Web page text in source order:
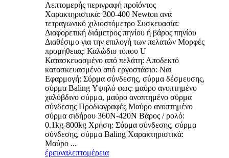
Λεπτομερής περιγραφή προϊόντος
Χαρακτηριστικά: 300-400 Newton ανά
τετραγωνικό χιλιοστόμετρο Συσκευασία:
Διαφορετική διάμετρος πηνίου ή βάρος πηνίου
Διαθέσιμο για την επιλογή των πελατών Μορφές
προμήθειας: Καλώδιο τύπου U
Κατασκευασμένο από πελάτη: Αποδεκτό
κατασκευασμένο από εργοστάσιο: Ναι
Εφαρμογή: Σύρμα σύνδεσης, σύρμα δέσμευσης,
σύρμα Baling Υψηλό φως: μαύρο ανοπτημένο
χαλύβδινο σύρμα, μαύρο ανοπτημένο σύρμα
σύνδεσης Προδιαγραφές Μαύρο ανοπτημένο
σύρμα σιδήρου 360N-420N Βάρος / ρολό:
0.1kg-800kg Χρήση: Σύρμα σύνδεσης, σύρμα
σύνδεσης, σύρμα Baling Χαρακτηριστικά:
Μαύρο ...
έρευναλεπτομέρεια